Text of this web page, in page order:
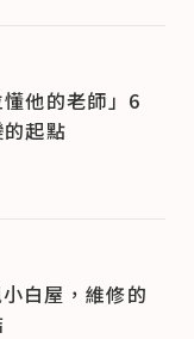
懂他的老師」6
起點
白屋，維修的